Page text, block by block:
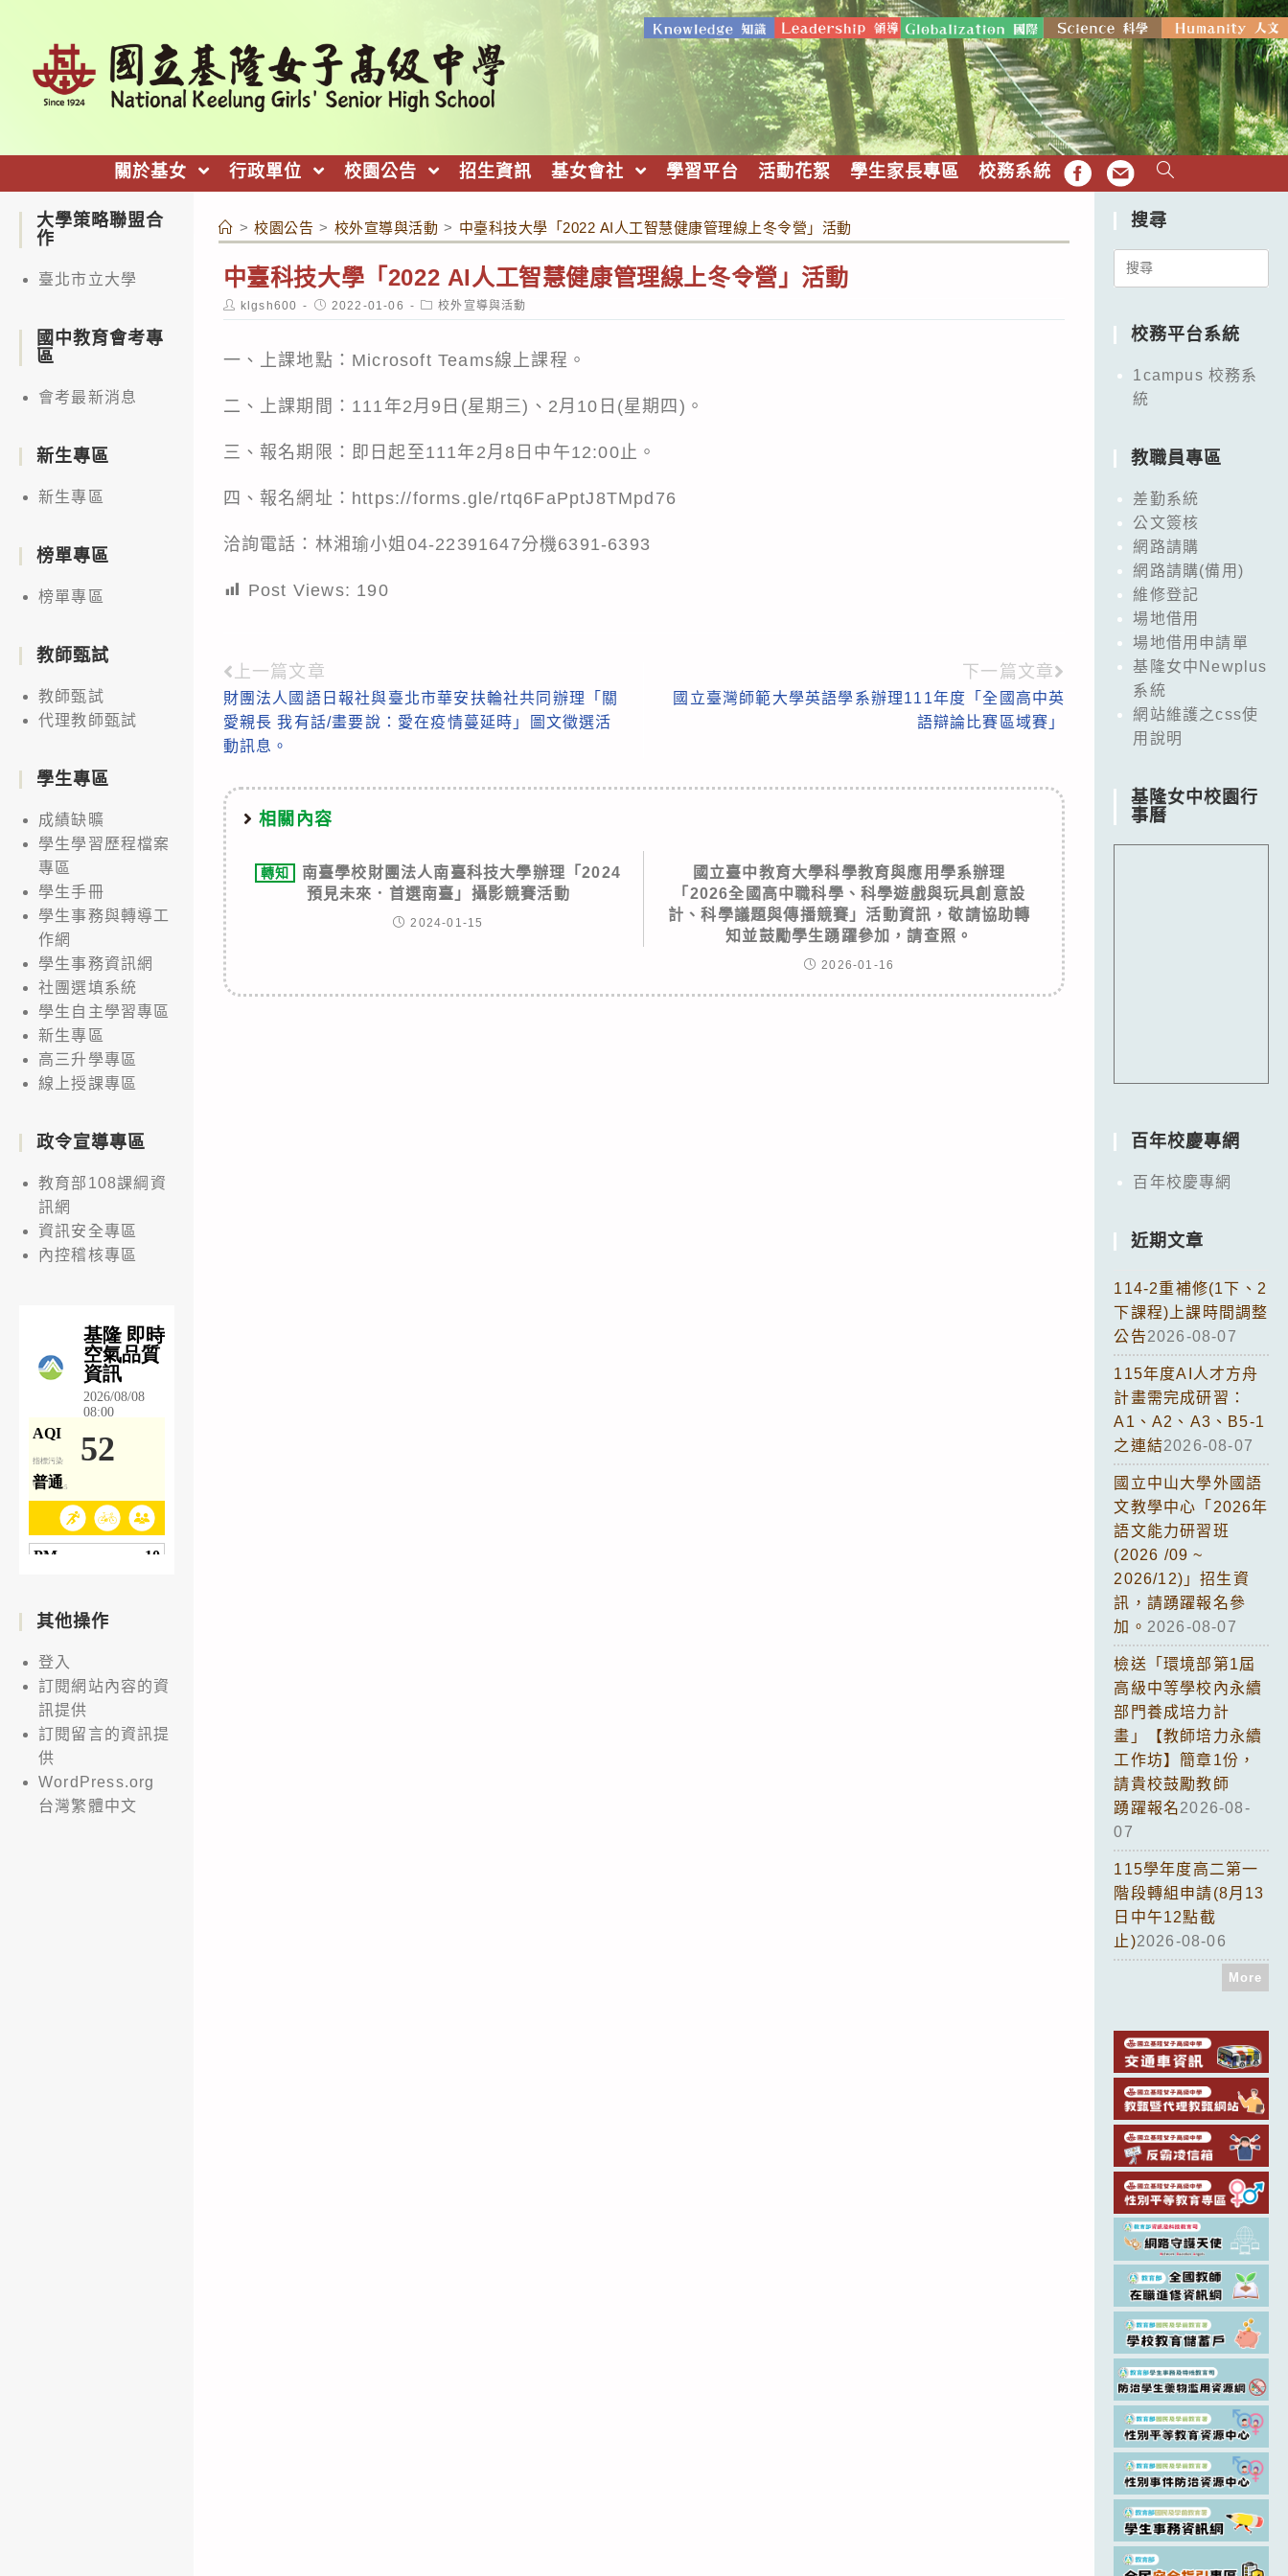
關於基女 行政單位 校園公告 招生資訊 基女會社 學習平台 活動花絮 學生家長專區 校務系統 FB EMAIL
> 校園公告 > 校外宣導與活動 > 中臺科技大學「2022 AI人工智慧健康管理線上冬令營」活動
中臺科技大學「2022 AI人工智慧健康管理線上冬令營」活動
Post
author:
klgsh600
Post
published:
2022-01-06
Post
category:
校外宣導與活動
一、上課地點：Microsoft Teams線上課程。
二、上課期間：111年2月9日(星期三)、2月10日(星期四)。
三、報名期限：即日起至111年2月8日中午12:00止。
四、報名網址： https://forms.gle/rtq6FaPptJ8TMpd76
洽詢電話：林湘瑜小姐04-22391647分機6391-6393
Post Views: 190
Read
more
articles
上一篇文章
財團法人國語日報社與臺北市華安扶輪社共同辦理「關
愛親長 我有話/畫要說：愛在疫情蔓延時」圖文徵選活
動訊息。
下一篇文章
國立臺灣師範大學英語學系辦理111年度「全國高中英
語辯論比賽區域賽」
相關內容
轉知
南臺學校財團法人南臺科技大學辦理「2024
預見未來．首選南臺」攝影競賽活動
2024-01-15
國立臺中教育大學科學教育與應用學系辦理
「2026全國高中職科學、科學遊戲與玩具創意設
計、科學議題與傳播競賽」活動資訊，敬請協助轉
知並鼓勵學生踴躍參加，請查照。
2026-01-16
大學策略聯盟合
作
臺北市立大學
國中教育會考專
區
會考最新消息
新生專區
新生專區
榜單專區
榜單專區
教師甄試
教師甄試
代理教師甄試
學生專區
成績缺曠
學生學習歷程檔案
專區
學生手冊
學生事務與轉導工
作網
學生事務資訊網
社團選填系統
學生自主學習專區
新生專區
高三升學專區
線上授課專區
政令宣導專區
教育部108課綱資
訊網
資訊安全專區
內控稽核專區
其他操作
登入
訂閱網站內容的資
訊提供
訂閱留言的資訊提
供
WordPress.org
台灣繁體中文
搜尋
Search
校務平台系統
1campus 校務系
統
教職員專區
差勤系統
公文簽核
網路請購
網路請購(備用)
維修登記
場地借用
場地借用申請單
基隆女中Newplus
系統
網站維護之css使
用說明
基隆女中校園行
事曆
百年校慶專網
百年校慶專網
近期文章
114-2重補修(1下、2
下課程)上課時間調整
公告2026-08-07
115年度AI人才方舟
計畫需完成研習：
A1、A2、A3、B5-1
之連結2026-08-07
國立中山大學外國語
文教學中心「2026年
語文能力研習班
(2026 /09 ~
2026/12)」招生資
訊，請踴躍報名參
加。 2026-08-07
檢送「環境部第1屆
高級中等學校內永續
部門養成培力計
畫」【教師培力永續
工作坊】簡章1份，
請貴校鼓勵教師
踴躍報名2026-08-
07
115學年度高二第一
階段轉組申請(8月13
日中午12點截
止)2026-08-06
More